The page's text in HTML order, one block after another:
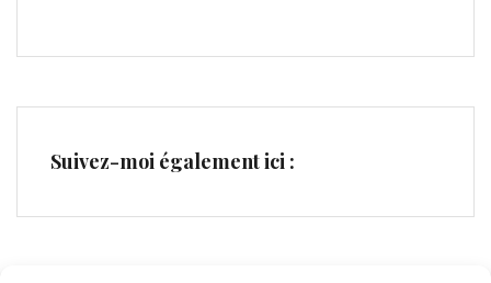
Suivez-moi également ici :